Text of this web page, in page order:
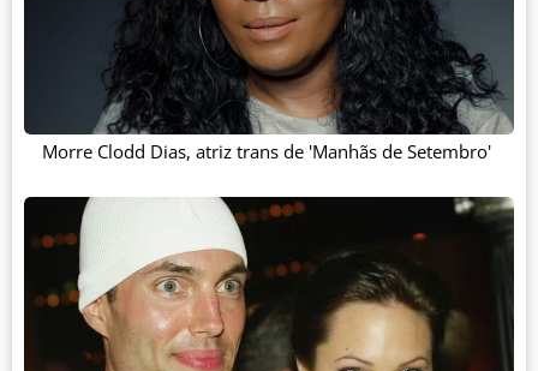
Morre Clodd Dias, atriz trans de 'Manhãs de Setembro'